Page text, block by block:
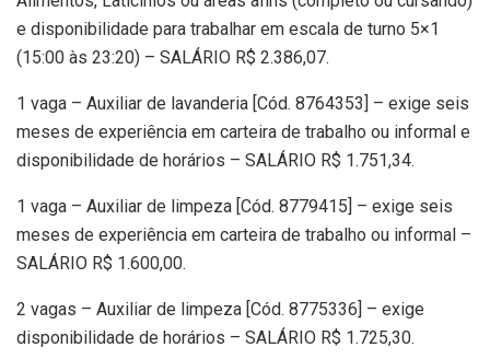
e disponibilidade para trabalhar em escala de turno 5×1
(15:00 às 23:20) – SALÁRIO R$ 2.386,07.
1 vaga – Auxiliar de lavanderia [Cód. 8764353] – exige seis
meses de experiência em carteira de trabalho ou informal e
disponibilidade de horários – SALÁRIO R$ 1.751,34.
1 vaga – Auxiliar de limpeza [Cód. 8779415] – exige seis
meses de experiência em carteira de trabalho ou informal –
SALÁRIO R$ 1.600,00.
2 vagas – Auxiliar de limpeza [Cód. 8775336] – exige
disponibilidade de horários – SALÁRIO R$ 1.725,30.